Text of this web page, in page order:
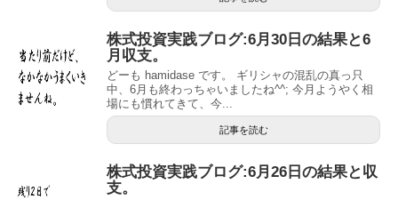
株式投資実践ブログ:6月30日の結果と6
月収支。
どーも hamidase です。 ギリシャの混乱の真っ只
中、6月も終わっちゃいましたね^^; 今月ようやく相
場にも慣れてきて、今...
記事を読む
株式投資実践ブログ:6月26日の結果と収
支。